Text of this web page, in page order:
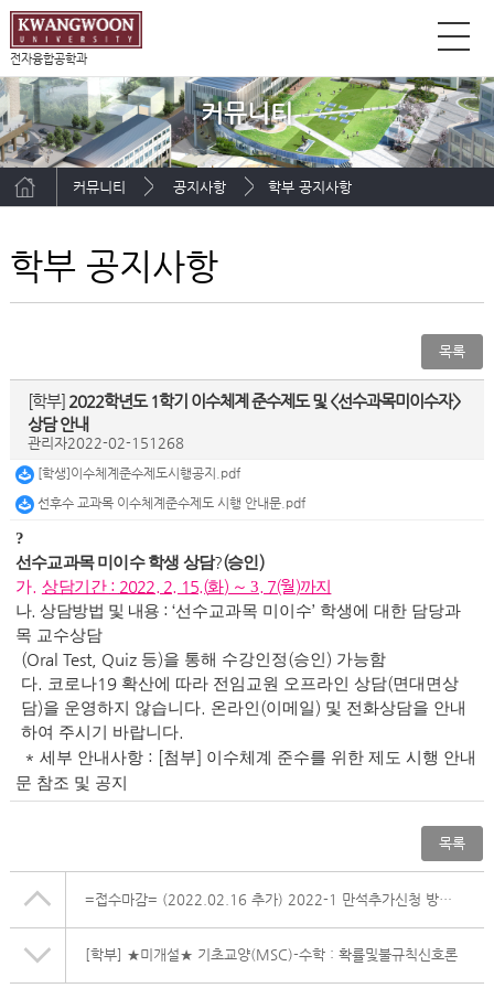
전자융합공학과
커뮤니티
커뮤니티 공지사항 학부 공지사항
학부 공지사항
목록
[학부] 2022학년도 1학기 이수체계 준수제도 및 <선수과목미이수자>
상담 안내
관리자2022-02-15 1268
[학생]이수체계준수제도시행공지.pdf
선후수 교과목 이수체계준수제도 시행 안내문.pdf
?
선수교과목 미이수 학생 상담?(승인)
가. 상담기간 : 2022. 2. 15.(화) ～ 3. 7(월)까지
나.상담방법 및 내용 : ‘선수교과목 미이수’ 학생에 대한 담당과
목 교수상담
(Oral Test, Quiz 등)을 통해 수강인정(승인) 가능함
다. 코로나19 확산에 따라 전임교원 오프라인 상담(면대면상
담)을 운영하지 않습니다. 온라인(이메일) 및 전화상담을 안내
하여 주시기 바랍니다.
* 세부 안내사항 : [첨부] 이수체계 준수를 위한 제도 시행 안내
문 참조 및 공지
목록
=접수마감= (2022.02.16 추가) 2022-1 만석추가신청 방법 안내
[학부] ★미개설★ 기초교양(MSC)-수학 : 확률및불규칙신호론